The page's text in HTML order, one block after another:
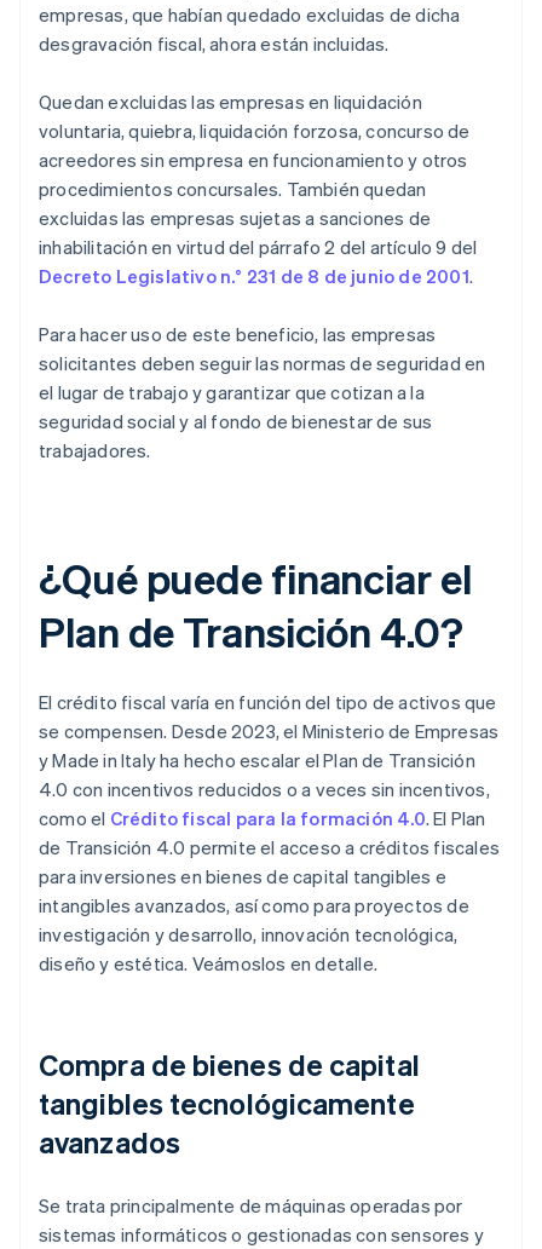
empresas, que habían quedado excluidas de dicha
desgravación fiscal, ahora están incluidas.
Quedan excluidas las empresas en liquidación
voluntaria, quiebra, liquidación forzosa, concurso de
acreedores sin empresa en funcionamiento y otros
procedimientos concursales. También quedan
excluidas las empresas sujetas a sanciones de
inhabilitación en virtud del párrafo 2 del artículo 9 del
Decreto Legislativo n.° 231 de 8 de junio de 2001.
Para hacer uso de este beneficio, las empresas
solicitantes deben seguir las normas de seguridad en
el lugar de trabajo y garantizar que cotizan a la
seguridad social y al fondo de bienestar de sus
trabajadores.
¿Qué puede financiar el
Plan de Transición 4.0?
El crédito fiscal varía en función del tipo de activos que
se compensen. Desde 2023, el Ministerio de Empresas
y Made in Italy ha hecho escalar el Plan de Transición
4.0 con incentivos reducidos o a veces sin incentivos,
como el Crédito fiscal para la formación 4.0. El Plan
de Transición 4.0 permite el acceso a créditos fiscales
para inversiones en bienes de capital tangibles e
intangibles avanzados, así como para proyectos de
investigación y desarrollo, innovación tecnológica,
diseño y estética. Veámoslos en detalle.
Compra de bienes de capital
tangibles tecnológicamente
avanzados
Se trata principalmente de máquinas operadas por
sistemas informáticos o gestionadas con sensores y